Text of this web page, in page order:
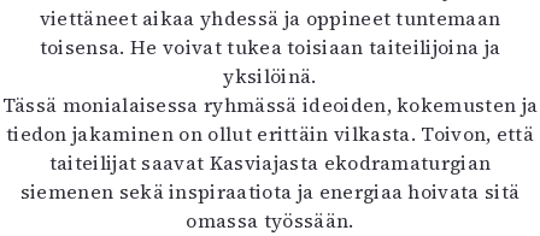
viettäneet aikaa yhdessä ja oppineet tuntemaan
toisensa. He voivat tukea toisiaan taiteilijoina ja
yksilöinä.
Tässä monialaisessa ryhmässä ideoiden, kokemusten ja
tiedon jakaminen on ollut erittäin vilkasta. Toivon, että
taiteilijat saavat Kasviajasta ekodramaturgian
siemenen sekä inspiraatiota ja energiaa hoivata sitä
omassa työssään.